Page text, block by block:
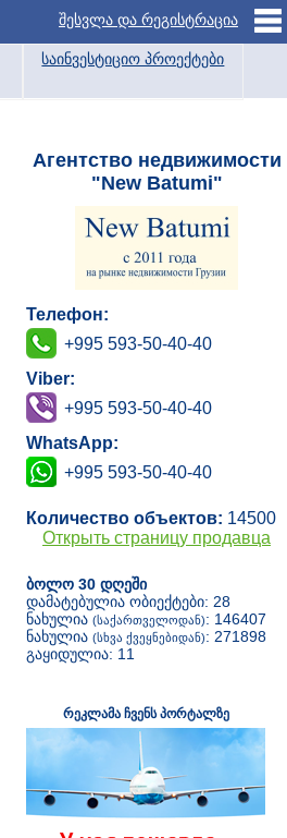
შესვლა და რეგისტრაცია
საინვესტიციო პროექტები
Агентство недвижимости
"New Batumi"
Телефон:
+995 593-50-40-40
Viber:
+995 593-50-40-40
WhatsApp:
+995 593-50-40-40
Количество объектов: 14500
Открыть страницу продавца
ბოლო 30 დღეში
დამატებულია ობიექტები: 28
ნახულია (საქართველოდან): 146407
ნახულია (სხვა ქვეყნებიდან): 271898
გაყიდულია: 11
რეკლამა ჩვენს პორტალზე